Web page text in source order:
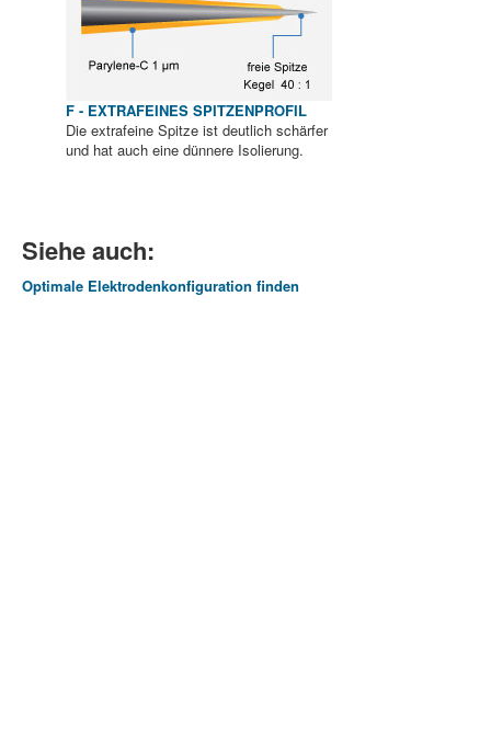
F - EXTRAFEINES SPITZENPROFIL
Die extrafeine Spitze ist deutlich schärfer
und hat auch eine dünnere Isolierung.
Siehe auch:
Optimale Elektrodenkonfiguration finden